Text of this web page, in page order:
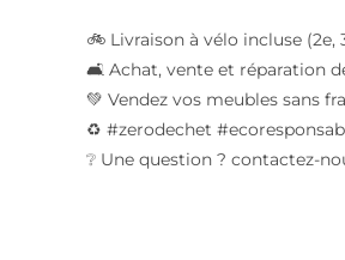
🚲 Livraison à vélo incluse (2e,
🛋️ Achat, vente et réparation
💚 Vendez vos meubles sans
♻️ #zerodechet
❔ Une question ? contactez-